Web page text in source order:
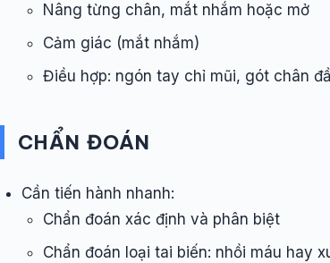
Nâng từng chân, mắt nhắm hoặc mở
Cảm giác (mắt nhắm)
Điều hợp: ngón tay chỉ mũi, gót chân
CHẨN ĐOÁN
Cần tiến hành nhanh:
Chẩn đoán xác định và phân biệt
Chẩn đoán loại tai biến: nhồi máu hay